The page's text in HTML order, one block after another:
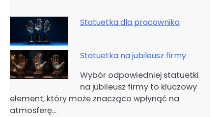
Statuetka dla pracownika
Statuetka na jubileusz firmy
Wybór odpowiedniej statuetki
na jubileusz firmy to kluczowy
element, który może znacząco wpłynąć na
atmosferę…